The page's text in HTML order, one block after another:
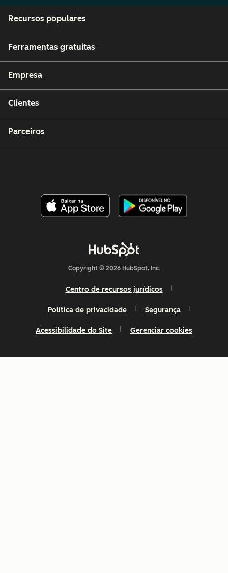
Recursos populares
Ferramentas gratuitas
Empresa
Clientes
Parceiros
Copyright © 2026 HubSpot, Inc.
Centro de recursos jurídicos
Política de privacidade Segurança
Acessibilidade do Site Gerenciar cookies